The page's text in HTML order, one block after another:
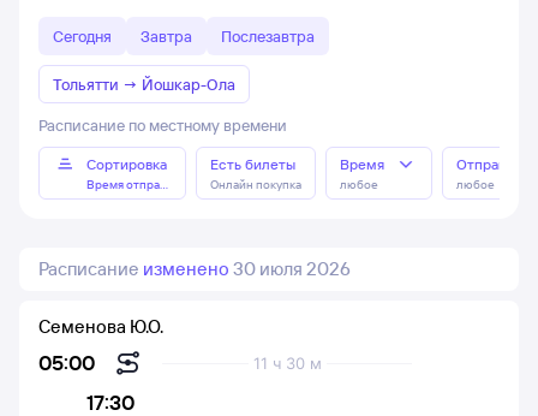
Сегодня Завтра Послезавтра
Тольятти → Йошкар-Ола
Расписание по местному времени
Сортировка
Время отправления
Есть билеты
Онлайн покупка
Время
любое любое
Расписание изменено 30 июля 2026
05:00
17:30
11 ч 30 м
Семенова Ю.О.